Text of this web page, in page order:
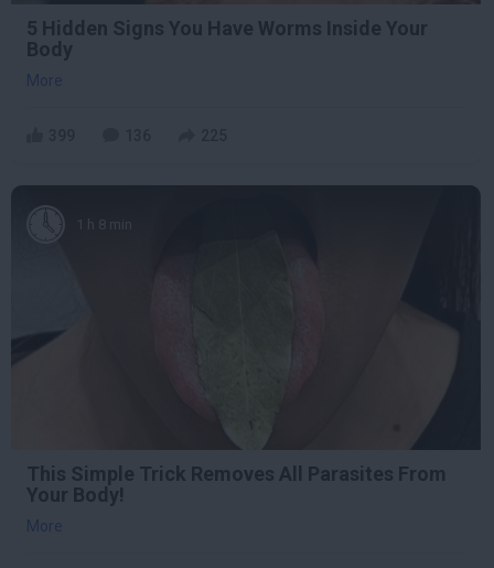
5 Hidden Signs You Have Worms Inside Your
Body
More
1 h 8 min
This Simple Trick Removes All Parasites From
Your Body!
More